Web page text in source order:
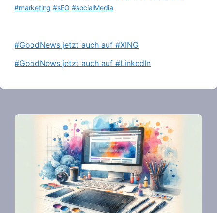
#marketing #sEO #socialMedia
#GoodNews jetzt auch auf #XING
#GoodNews jetzt auch auf #LinkedIn